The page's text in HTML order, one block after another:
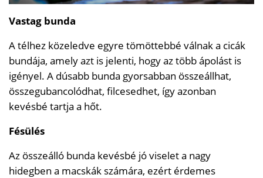
Vastag bunda
A télhez közeledve egyre tömöttebbé válnak a cicák
bundája, amely azt is jelenti, hogy az több ápolást is
igényel. A dúsabb bunda gyorsabban összeállhat,
összegubancolódhat, filcesedhet, így azonban
kevésbé tartja a hőt.
Fésülés
Az összeálló bunda kevésbé jó viselet a nagy
hidegben a macskák számára, ezért érdemes